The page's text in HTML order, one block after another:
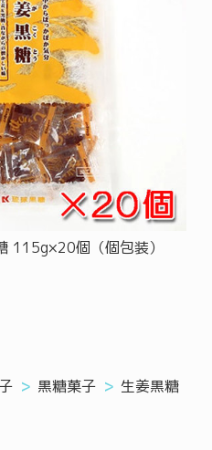
115g×20個（個包装）
黒糖菓子
生姜黒糖